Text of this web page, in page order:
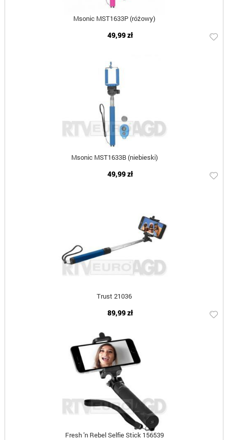
Msonic MST1633P (różowy)
49,99 zł
Msonic MST1633B (niebieski)
49,99 zł
Trust 21036
89,99 zł
Fresh 'n Rebel Selfie Stick 156539